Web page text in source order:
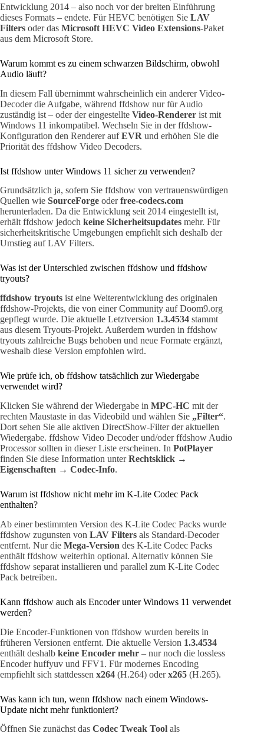
Entwicklung 2014 – also noch vor der breiten Einführung
dieses Formats – endete. Für HEVC benötigen Sie LAV
Filters oder das Microsoft HEVC Video Extensions-Paket
aus dem Microsoft Store.
Warum kommt es zu einem schwarzen Bildschirm, obwohl
Audio läuft?
In diesem Fall übernimmt wahrscheinlich ein anderer Video-
Decoder die Aufgabe, während ffdshow nur für Audio
zuständig ist – oder der eingestellte Video-Renderer ist mit
Windows 11 inkompatibel. Wechseln Sie in der ffdshow-
Konfiguration den Renderer aufEVR und erhöhen Sie die
Priorität des ffdshow Video Decoders.
Ist ffdshow unter Windows 11 sicher zu verwenden?
Grundsätzlich ja, sofern Sie ffdshow von vertrauenswürdigen
Quellen wie SourceForge oderfree-codecs.com
herunterladen. Da die Entwicklung seit 2014 eingestellt ist,
erhält ffdshow jedoch keine Sicherheitsupdates mehr. Für
sicherheitskritische Umgebungen empfiehlt sich deshalb der
Umstieg auf LAV Filters.
Was ist der Unterschied zwischen ffdshow und ffdshow
tryouts?
ffdshow tryouts ist eine Weiterentwicklung des originalen
ffdshow-Projekts, die von einer Community auf Doom9.org
gepflegt wurde. Die aktuelle Letztversion 1.3.4534 stammt
aus diesem Tryouts-Projekt. Außerdem wurden in ffdshow
tryouts zahlreiche Bugs behoben und neue Formate ergänzt,
weshalb diese Version empfohlen wird.
Wie prüfe ich, ob ffdshow tatsächlich zur Wiedergabe
verwendet wird?
Klicken Sie während der Wiedergabe in MPC-HC mit der
rechten Maustaste in das Videobild und wählen Sie „Filter“.
Dort sehen Sie alle aktiven DirectShow-Filter der aktuellen
Wiedergabe. ffdshow Video Decoder und/oder ffdshow Audio
Processor sollten in dieser Liste erscheinen. In PotPlayer
finden Sie diese Information unterRechtsklick →
Eigenschaften → Codec-Info.
Warum ist ffdshow nicht mehr im K-Lite Codec Pack
enthalten?
Ab einer bestimmten Version des K-Lite Codec Packs wurde
ffdshow zugunsten von LAV Filters als Standard-Decoder
entfernt. Nur die Mega-Version des K-Lite Codec Packs
enthält ffdshow weiterhin optional. Alternativ können Sie
ffdshow separat installieren und parallel zum K-Lite Codec
Pack betreiben.
Kann ffdshow auch als Encoder unter Windows 11 verwendet
werden?
Die Encoder-Funktionen von ffdshow wurden bereits in
früheren Versionen entfernt. Die aktuelle Version 1.3.4534
enthält deshalb keine Encoder mehr – nur noch die lossless
Encoder huffyuv und FFV1. Für modernes Encoding
empfiehlt sich stattdessen x264 (H.264) oderx265 (H.265).
Was kann ich tun, wenn ffdshow nach einem Windows-
Update nicht mehr funktioniert?
Öffnen Sie zunächst das Codec Tweak Tool als